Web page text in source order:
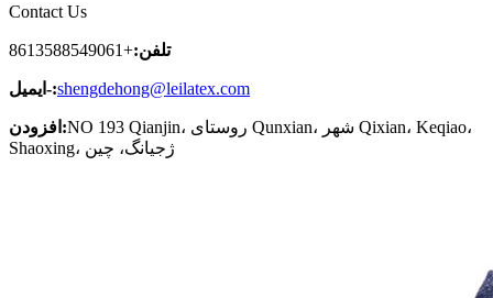
Contact Us
تلفن:+8613588549061
ایمیل-:shengdehong@leilatex.com
افزودن:NO 193 Qianjin، روستای Qunxian، شهر Qixian، Keqiao،
Shaoxing، ژجیانگ، چین